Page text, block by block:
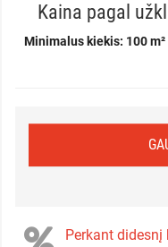
Kaina pagal
Minimalus kiekis: 100 m²
Perkant